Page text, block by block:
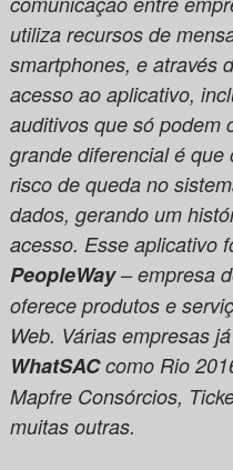
utiliza recursos de
smartphones, e através
acesso ao aplicativo,
auditivos que só podem
grande diferencial é
risco de queda no
dados, gerando um
acesso. Esse aplicativo
PeopleWay– empresa
oferece produtos e
Web. Várias empresas
WhatSACcomo Rio
Mapfre Consórcios,
muitas outras.